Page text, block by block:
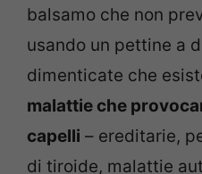
balsamo che non
usando un pettine a
dimenticate che
malattie che
capelli – ereditarie,
di tiroide, malattie